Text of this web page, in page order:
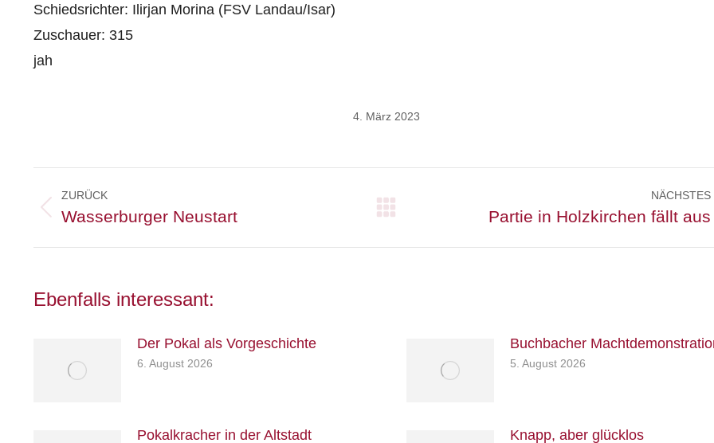
Schiedsrichter: Ilirjan Morina (FSV Landau/Isar)
Zuschauer: 315
jah
4. März 2023
ZURÜCK
Vorheriger
Wasserburger Neustart
NÄCHSTES
Partie in Holzkirchen fällt aus
Ebenfalls interessant:
Der Pokal als Vorgeschichte
6. August 2026
Buchbacher
5. August 2026
Pokalkracher in der Altstadt Knapp, aber glücklos
Herausgeber
Turn- und Sportverein 1880 e. V.
Wasserburg a. Inn